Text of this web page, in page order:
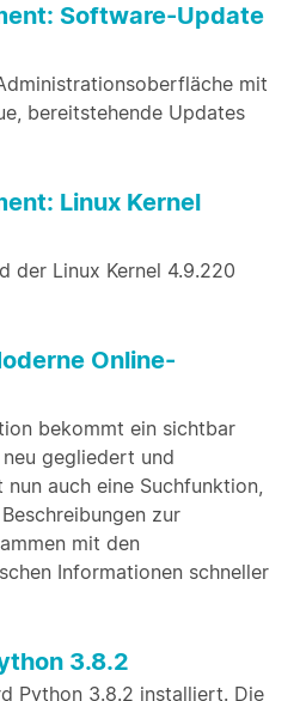
Software-Update
mit
bereitstehende Updates
Linux Kernel
der Linux Kernel 4.9.220
Online-
bekommt ein sichtbar
gegliedert und
auch eine Suchfunktion,
zur
mit den
Informationen schneller
3.8.2
Python 3.8.2 installiert. Die